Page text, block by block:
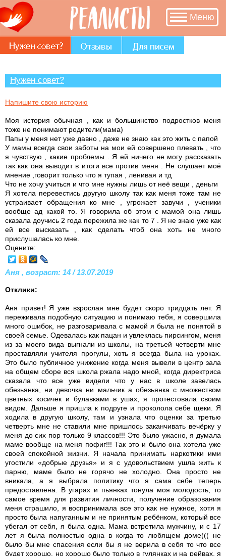
В разделе «Нужен совет?» много историй,
авторы которых остро нуждаются в Вашем
участии и совете.
Меню
Нужен совет?
Напишите свою историю
Моя история обычная , как и большинство подростков меня
тоже не понимают родители(мама)
Папы у меня нет уже давно , даже не знаю как это жить с папой
У мамы всегда свои заботы на мои ей совершено плевать , что
я чувствую , какие проблемы . Я ей ничего не могу рассказать
так как она выводит в итоги все против меня . Не слушает моё
мнение ,говорит только что я тупая , ленивая и тд
Что не хочу учиться и что мне нужны лишь от неё вещи , деньги
Я хотела перевестись другую школу так как меня тоже там не
устраивает обращения ко мне , угрожает завучи , ученики
вообще ад какой то. Я говорила об этом с мамой она лишь
сказала доучись 2 года пережила же как то 7 . Я не знаю уже как
ей все высказать , как сделать чтоб она хоть не много
прислушалась ко мне.
Оцените:
Аня , возраст: 14 / 13.07.2019
Отклики:
Аня привет! Я уже взрослая мне будет скоро тридцать лет. Я
переживала подобную ситуацию и понимаю тебя, я совершила
много ошибок, не разговаривала с мамой я была не понятой в
своей семье. Одевалась как пацан и увлеклась пирсингом, меня
из за моего вида выгнали из школы, на третьей четверти мне
проставляли учителя прогулы, хоть я всегда была на уроках.
Это было публичное унижение когда меня вывели в центр зала
на общем сборе вся школа ржала надо мной, когда директриса
сказала что все уже видели что у нас в школе завелась
обезьянка, ни девочка ни мальчик а обезьянка с множеством
цветных косичек и булавками в ушах, я протестовала своим
видом. Дальше я пришла к подруге и проколола себе щеки. Я
ходила в другую школу, там и узнала что оценки за третью
четверть мне не ставили мне пришлось заканчивать вечёрку у
меня до сих пор только 9 классов!!! Это было ужасно, я думала
маме вообще на меня пофиг!!! Так это и было она хотела уже
своей спокойной жизни. Я начала принимать наркотики ими
угостили «добрые друзья» и я с удовольствием ушла жить к
парню, маме было не горячо не холодно. Она просто не
вникала, а я выбрала политику что я сама себе теперь
предоставлена. В угарах и пьянках тонула моя молодость, то
самое время для развития личности, получение образования
меня страшило, я воспринимала все это как не нужное, хотя я
просто была напуганным и не принятым ребёнком, который все
убегал от себя, я была одна. Мама встретила мужчину, и с 17
лет я была полностью одна в когда то любящем доме((( не
было бы мне спасения если бы я не верила в себя то что все
будет хорошо, но хорошо было только в гулянках и на рейвах, я